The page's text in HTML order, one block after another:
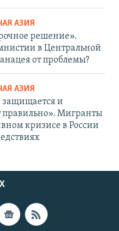
АЗИЯ
решение».
в Центральной
от проблемы?
АЗИЯ
защищается и
правильно». Мигранты
кризисе в России